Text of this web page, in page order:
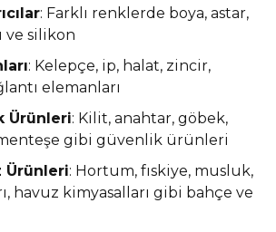
: Farklı renklerde boya, astar,
ve silikon
: Kelepçe, ip, halat, zincir,
elemanları
Ürünleri: Kilit, anahtar, göbek,
gibi güvenlik ürünleri
Ürünleri: Hortum, fıskiye, musluk,
havuz kimyasalları gibi bahçe ve